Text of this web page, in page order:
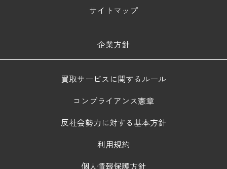
サイトマップ
企業方針
買取サービスに関するルール
コンプライアンス憲章
反社会勢力に対する基本方針
利用規約
個人情報保護方針